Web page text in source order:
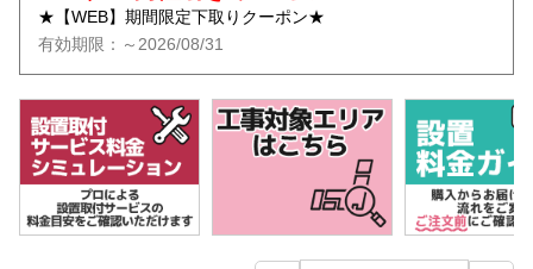
★【WEB】期間限定下取りクーポン★
有効期限：～2026/08/31